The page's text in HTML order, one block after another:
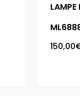
LAMPE
150,00